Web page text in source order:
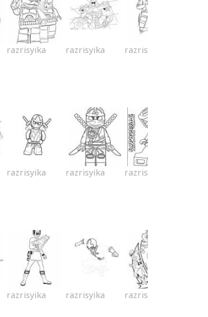
razrisyika razrisyika razrisyika
razrisyika razrisyika razrisyika
razrisyika razrisyika razrisyika